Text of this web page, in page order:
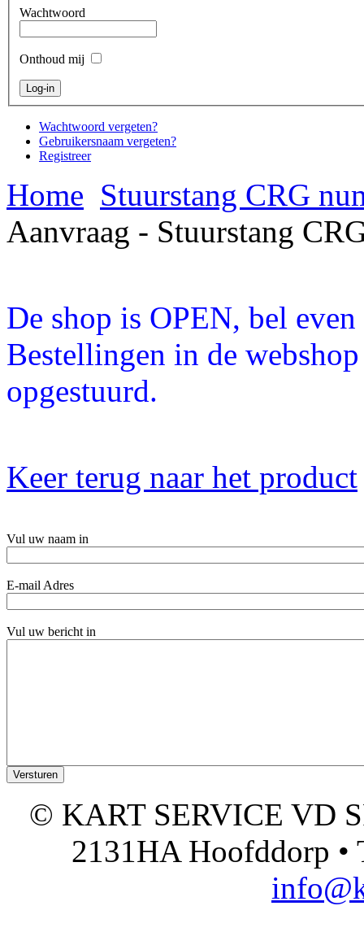
Wachtwoord
Onthoud mij
Wachtwoord vergeten?
Gebruikersnaam vergeten?
Registreer
Home Stuurstang CRG
Aanvraag - Stuurstang
De shop is OPEN, bel
Bestellingen in de
opgestuurd.
Keer terug naar het product
Vul uw naam in
E-mail Adres
Vul uw bericht in
© KART SERVICE VD
2131HA Hoofddorp •